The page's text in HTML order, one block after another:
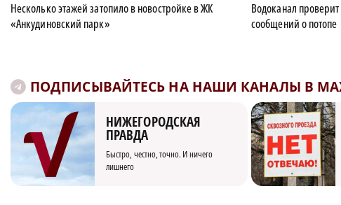
Несколько этажей затопило в новостройке в ЖК
«Анкудиновский парк»
Водоканал
сообщений о потопе
ПОДПИСЫВАЙТЕСЬ НА НАШИ КАНАЛЫ В MAX
НИЖЕГОРОДСКАЯ
ПРАВДА
Быстро, честно, точно. И ничего
лишнего